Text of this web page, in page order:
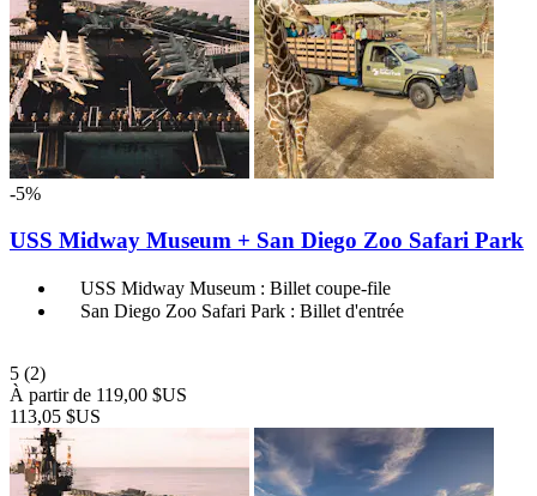
-5%
USS Midway Museum + San Diego Zoo Safari Park
USS Midway Museum : Billet coupe-file
San Diego Zoo Safari Park : Billet d'entrée
5 (2)
À partir de 119,00 $US
113,05 $US